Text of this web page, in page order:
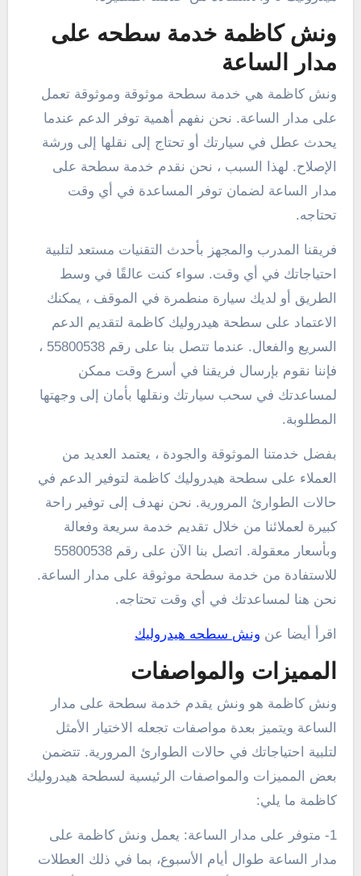
ونش كاظمة خدمة سطحه على
مدار الساعة
ونش كاظمة هي خدمة سطحة موثوقة وموثوقة تعمل
على مدار الساعة. نحن نفهم أهمية توفر الدعم عندما
يحدث عطل في سيارتك أو تحتاج إلى نقلها إلى ورشة
الإصلاح. لهذا السبب ، نحن نقدم خدمة سطحة على
مدار الساعة لضمان توفر المساعدة في أي وقت
تحتاجه.
فريقنا المدرب والمجهز بأحدث التقنيات مستعد لتلبية
احتياجاتك في أي وقت. سواء كنت عالقًا في وسط
الطريق أو لديك سيارة منطمرة في الموقف ، يمكنك
الاعتماد على سطحة هيدروليك كاظمة لتقديم الدعم
السريع والفعال. عندما تتصل بنا على رقم 55800538 ،
فإننا نقوم بإرسال فريقنا في أسرع وقت ممكن
لمساعدتك في سحب سيارتك ونقلها بأمان إلى وجهتها
المطلوبة.
بفضل خدمتنا الموثوقة والجودة ، يعتمد العديد من
العملاء على سطحة هيدروليك كاظمة لتوفير الدعم في
حالات الطوارئ المرورية. نحن نهدف إلى توفير راحة
كبيرة لعملائنا من خلال تقديم خدمة سريعة وفعالة
وبأسعار معقولة. اتصل بنا الآن على رقم 55800538
للاستفادة من خدمة سطحة موثوقة على مدار الساعة.
نحن هنا لمساعدتك في أي وقت تحتاجه.
اقرأ أيضا عن ونش سطحه هيدروليك
المميزات والمواصفات
ونش كاظمة هو ونش يقدم خدمة سطحة على مدار
الساعة ويتميز بعدة مواصفات تجعله الاختيار الأمثل
لتلبية احتياجاتك في حالات الطوارئ المرورية. تتضمن
بعض المميزات والمواصفات الرئيسية لسطحة هيدروليك
كاظمة ما يلي:
1- متوفر على مدار الساعة: يعمل ونش كاظمة على
مدار الساعة طوال أيام الأسبوع، بما في ذلك العطلات